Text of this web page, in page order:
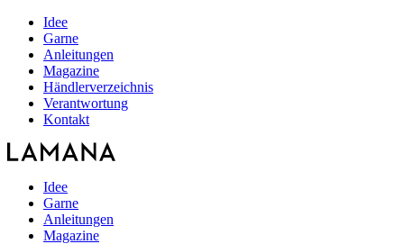
Idee
Garne
Anleitungen
Magazine
Händlerverzeichnis
Verantwortung
Kontakt
Idee
Garne
Anleitungen
Magazine